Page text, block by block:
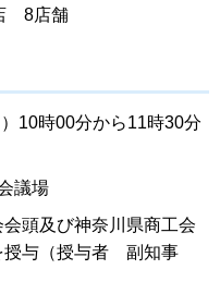
8店舗
10時00分から11時30分
議場
頭及び神奈川県商工会
授与（授与者 副知事